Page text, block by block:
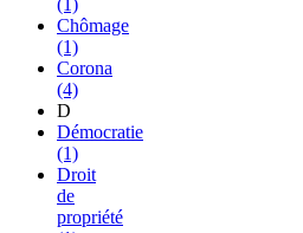
(1)
Chômage
(1)
Corona
(4)
D
Démocratie
(1)
Droit
de
propriété